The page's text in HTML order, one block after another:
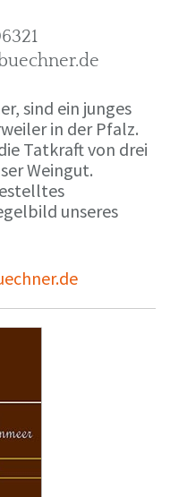
sind ein junges
in der Pfalz.
Tatkraft von drei
Weingut.
unseres